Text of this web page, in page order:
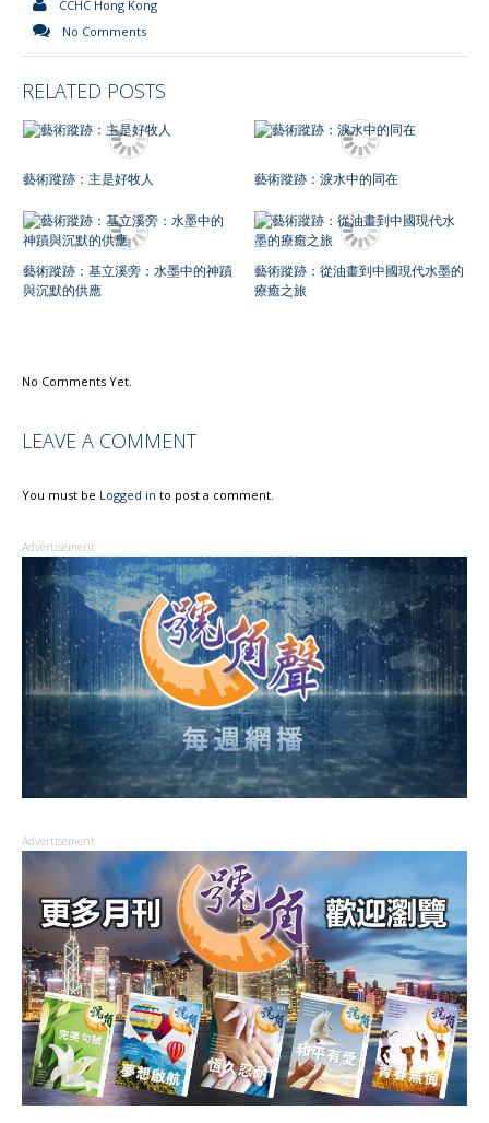
CCHC Hong Kong
No Comments
RELATED POSTS
藝術蹤跡：主是好牧人 藝術蹤跡：淚水中的同在
藝術蹤跡：基立溪旁：水墨中的神蹟
與沉默的供應
藝術蹤跡：從油畫到中國現代水墨的
療癒之旅
No Comments Yet.
LEAVE A COMMENT
You must be Logged in to post a comment.
Advertisement
Advertisement